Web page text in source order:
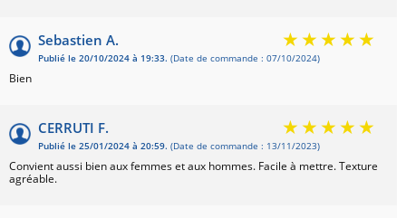
Sebastien A.
Publié le 20/10/2024 à 19:33. (Date de commande : 07/10/2024)
Bien
CERRUTI F.
Publié le 25/01/2024 à 20:59. (Date de commande : 13/11/2023)
Convient aussi bien aux femmes et aux hommes. Facile à mettre. Texture
agréable.